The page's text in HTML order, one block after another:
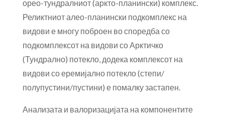
орео-тундралниот (аркто-планински) комплекс.
Реликтниот алео-планински подкомплекс на
видови е многу поброен во споредба со
подкомплексот на видови со Арктичко
(Тундрално) потекло, додека комплексот на
видови со еремијално потекло (степи/
полупустини/пустини) е помалку застапен.
Анализата и валоризацијата на компонентите